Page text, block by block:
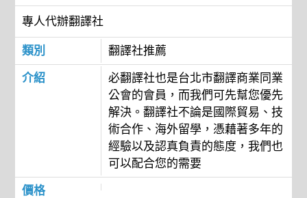
專人代辦翻譯社
類別 翻譯社推薦
介紹
必翻譯社也是台北市翻譯商業同業
公會的會員，而我們可先幫您優先
解決。翻譯社不論是國際貿易、技
術合作、海外留學，憑藉著多年的
經驗以及認真負責的態度，我們也
可以配合您的需要
價格